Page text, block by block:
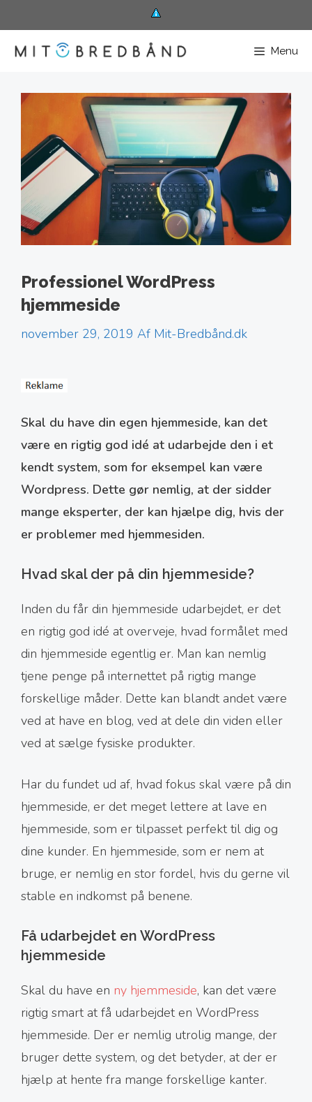
til
indhold
Menu
Professionel WordPress
hjemmeside
november 29, 2019 Af Mit-Bredbånd.dk
Skal du have din egen hjemmeside, kan det
være en rigtig god idé at udarbejde den i et
kendt system, som for eksempel kan være
Wordpress. Dette gør nemlig, at der sidder
mange eksperter, der kan hjælpe dig, hvis der
er problemer med hjemmesiden.
Hvad skal der på din hjemmeside?
Inden du får din hjemmeside udarbejdet, er det
en rigtig god idé at overveje, hvad formålet med
din hjemmeside egentlig er. Man kan nemlig
tjene penge på internettet på rigtig mange
forskellige måder. Dette kan blandt andet være
ved at have en blog, ved at dele din viden eller
ved at sælge fysiske produkter.
Har du fundet ud af, hvad fokus skal være på din
hjemmeside, er det meget lettere at lave en
hjemmeside, som er tilpasset perfekt til dig og
dine kunder. En hjemmeside, som er nem at
bruge, er nemlig en stor fordel, hvis du gerne vil
stable en indkomst på benene.
Få udarbejdet en WordPress
hjemmeside
Skal du have en ny hjemmeside, kan det være
rigtig smart at få udarbejdet en WordPress
hjemmeside. Der er nemlig utrolig mange, der
bruger dette system, og det betyder, at der er
hjælp at hente fra mange forskellige kanter.